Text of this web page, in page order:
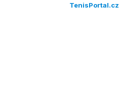
TenisPortal.cz